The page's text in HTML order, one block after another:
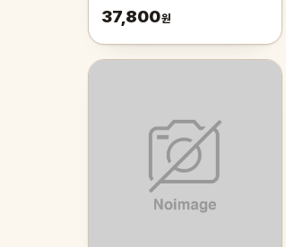
37,800원